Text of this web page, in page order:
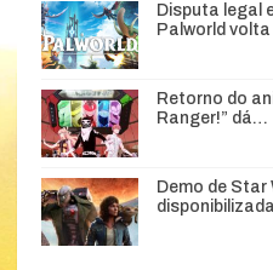
Disputa legal
Palworld
Retorno do
Ranger!” dá…
Demo de Star